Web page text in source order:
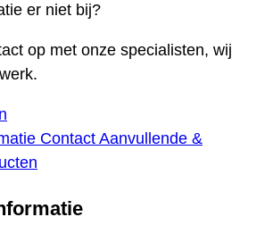
er niet bij?
op met onze specialisten, wij
Contact Aanvullende &